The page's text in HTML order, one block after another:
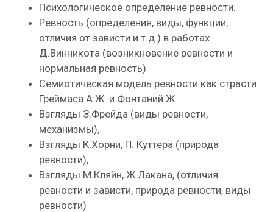
Психологическое определение ревности.
Ревность (определения, виды, функции,
отличия от зависти и т.д.) в работах
Д.Винникота (возникновение ревности и
нормальная ревность)
Семиотическая модель ревности как страсти
Греймаса А.Ж. и Фонтаний Ж.
Взгляды З.Фрейда (виды ревности,
механизмы),
Взгляды К.Хорни, П. Куттера (природа
ревности),
Взгляды М.Кляйн, Ж.Лакана, (отличия
ревности и зависти, природа ревности, виды
ревности)